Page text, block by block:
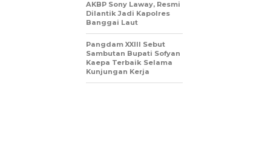
AKBP Sony Laway, Resmi
Dilantik Jadi Kapolres
Banggai Laut
Pangdam XXIII Sebut
Sambutan Bupati Sofyan
Kaepa Terbaik Selama
Kunjungan Kerja